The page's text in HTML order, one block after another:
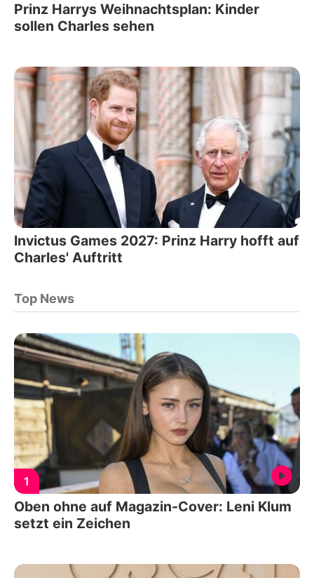
Prinz Harrys Weihnachtsplan: Kinder
sollen Charles sehen
Invictus Games 2027: Prinz Harry hofft auf
Charles' Auftritt
Top News
1
Oben ohne auf Magazin-Cover: Leni Klum
setzt ein Zeichen